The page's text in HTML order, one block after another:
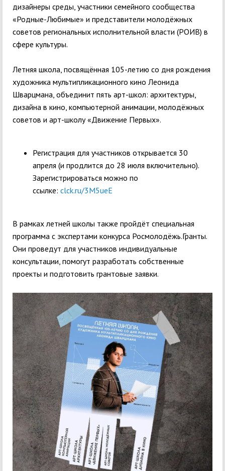
дизайнеры среды, участники семейного сообщества
«Родные-Любимые» и представители молодёжных
советов региональных исполнительной власти (РОИВ) в
сфере культуры.
Летняя школа, посвящённая 105-летию со дня рождения
художника мультипликационного кино Леонида
Шварцмана, объединит пять арт-школ: архитектуры,
дизайна в кино, компьютерной анимации, молодёжных
советов и арт-школу «Движение Первых».
Регистрация для участников открывается 30
апреля (и продлится до 28 июля включительно).
Зарегистрироваться можно по
ссылке: clck.ru/3M5ueE
В рамках летней школы также пройдёт специальная
программа с экспертами конкурса Росмолодёжь.Гранты.
Они проведут для участников индивидуальные
консультации, помогут разработать собственные
проекты и подготовить грантовые заявки.